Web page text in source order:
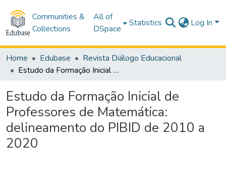
Communities &
Collections
All of
DSpace
Statistics Log In
Home Edubase
Revista Diálogo Educacional
Estudo da Formação Inicial de Professores de Matemática: delineamento do PIBID de 2010 a 2020
Estudo da Formação Inicial de
Professores de Matemática:
delineamento do PIBID de 2010 a
2020